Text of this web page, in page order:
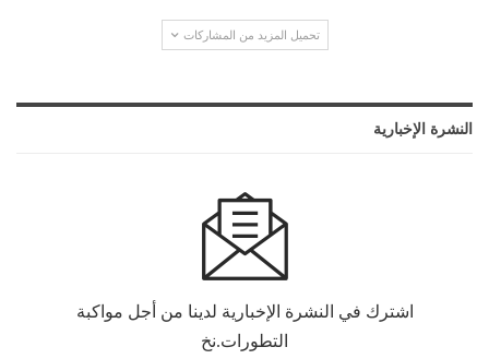
تحميل المزيد من المشاركات
النشرة الإخبارية
اشترك في النشرة الإخبارية لدينا من أجل مواكبة
التطورات.نخ